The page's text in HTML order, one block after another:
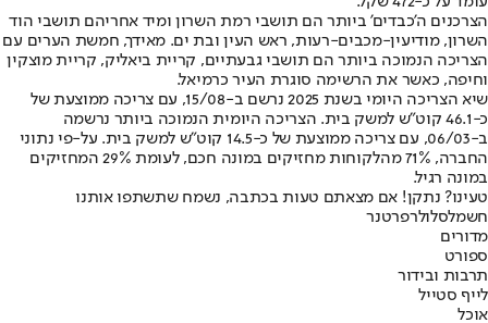
הצרכנים ה'כבדים' ביותר הם תושבי רמת השרון ומיד אחריהם תושבי הוד
השרון, מודיעין-מכבים-רעות, ראש העין ובת ים. מאידך, חמשת הערים עם
הצריכה הנמוכה ביותר הם תושבי גבעתיים, קריית ביאליק, קריית מוצקין
וחיפה, כאשר את הרשימה סוגרת העיר כרמיאל.
שיא הצריכה היומי בשנת 2025 נרשם ב-15/08, עם צריכה ממוצעת של
כ-46.1 קוט"ש למשק בית. הצריכה היומית הנמוכה ביותר נרשמה
ב-06/03, עם צריכה ממוצעת של כ-14.5 קוט"ש למשק בית. על-פי נתוני
החברה, 71% מהלקוחות מחזיקים במונה חכם, לעומת 29% המחזיקים
במונה רגיל.
טעינו? נתקן! אם מצאתם טעות בכתבה, נשמח שתשתפו אותנו
חשמלסלולרפרטנר
מדורים
ספורט
תרבות ובידור
לייף סטייל
אוכל